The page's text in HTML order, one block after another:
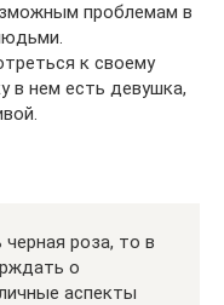
проблемам в
к своему
в нем есть девушка,
роза, то в
о
аспекты